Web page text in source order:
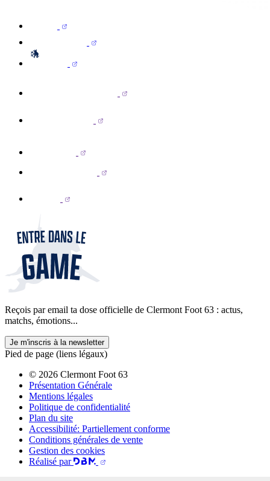
Reçois par email ta dose officielle de Clermont Foot 63 : actus,
matchs, émotions...
Je m'inscris à la newsletter
Pied de page (liens légaux)
© 2026 Clermont Foot 63
Présentation Générale
Mentions légales
Politique de confidentialité
Plan du site
Accessibilité: Partiellement conforme
Conditions générales de vente
Gestion des cookies
Réalisé par